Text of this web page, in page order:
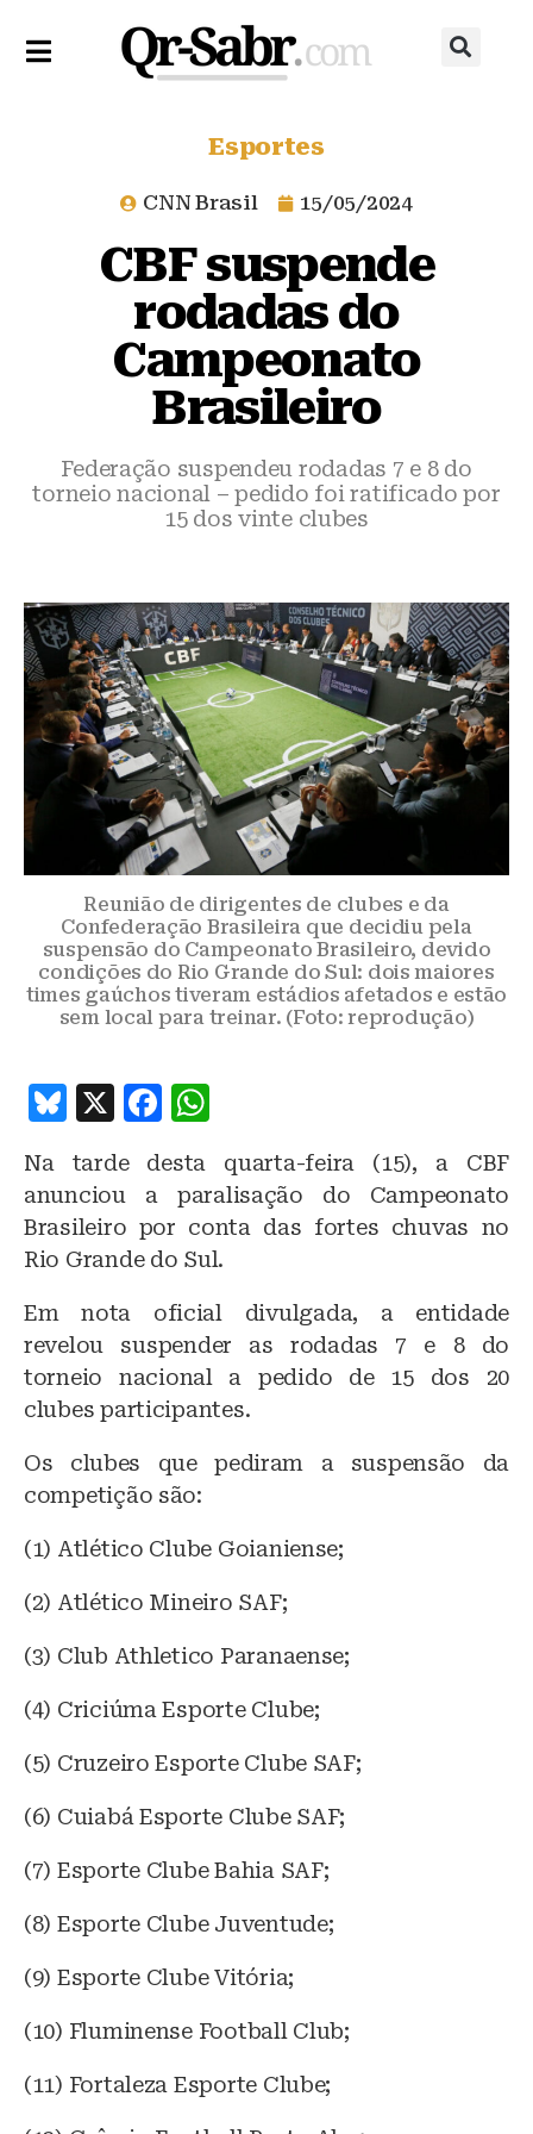
Esportes
CNN Brasil 15/05/2024
CBF suspende
rodadas do
Campeonato
Brasileiro
Federação suspendeu rodadas 7 e 8 do
torneio nacional – pedido foi ratificado por
15 dos vinte clubes
Reunião de dirigentes de clubes e da
Confederação Brasileira que decidiu pela
suspensão do Campeonato Brasileiro, devido
condições do Rio Grande do Sul: dois maiores
times gaúchos tiveram estádios afetados e estão
sem local para treinar. (Foto: reprodução)
B
e
s
k
X
F
c
e
b
o
o
k
at
s
A
p
p
Na tarde desta quarta-feira (15), a CBF
anunciou a paralisação do Campeonato
Brasileiro por conta das fortes chuvas no
Rio Grande do Sul.
Em nota oficial divulgada, a entidade
revelou suspender as rodadas 7 e 8 do
torneio nacional a pedido de 15 dos 20
clubes participantes.
Os clubes que pediram a suspensão da
competição são:
(1) Atlético Clube Goianiense;
(2) Atlético Mineiro SAF;
(3) Club Athletico Paranaense;
(4) Criciúma Esporte Clube;
(5) Cruzeiro Esporte Clube SAF;
(6) Cuiabá Esporte Clube SAF;
(7) Esporte Clube Bahia SAF;
(8) Esporte Clube Juventude;
(9) Esporte Clube Vitória;
(10) Fluminense Football Club;
(11) Fortaleza Esporte Clube;